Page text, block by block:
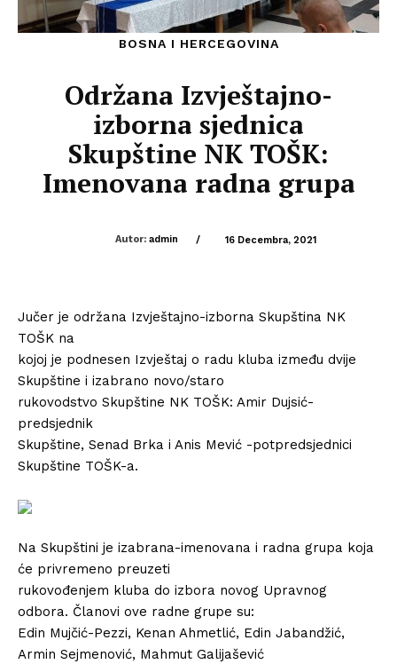
BOSNA I HERCEGOVINA
Održana Izvještajno-
izborna sjednica
Skupštine NK TOŠK:
Imenovana radna grupa
Autor: admin / 16 Decembra, 2021
Jučer je održana Izvještajno-izborna Skupština NK
TOŠK na
kojoj je podnesen Izvještaj o radu kluba između dvije
Skupštine i izabrano novo/staro
rukovodstvo Skupštine NK TOŠK: Amir Dujsić-
predsjednik
Skupštine, Senad Brka i Anis Mević -potpredsjednici
Skupštine TOŠK-a.
Na Skupštini je izabrana-imenovana i radna grupa koja
će privremeno preuzeti
rukovođenjem kluba do izbora novog Upravnog
odbora. Članovi ove radne grupe su:
Edin Mujčić-Pezzi, Kenan Ahmetlić, Edin Jabandžić,
Armin Sejmenović, Mahmut Galijašević